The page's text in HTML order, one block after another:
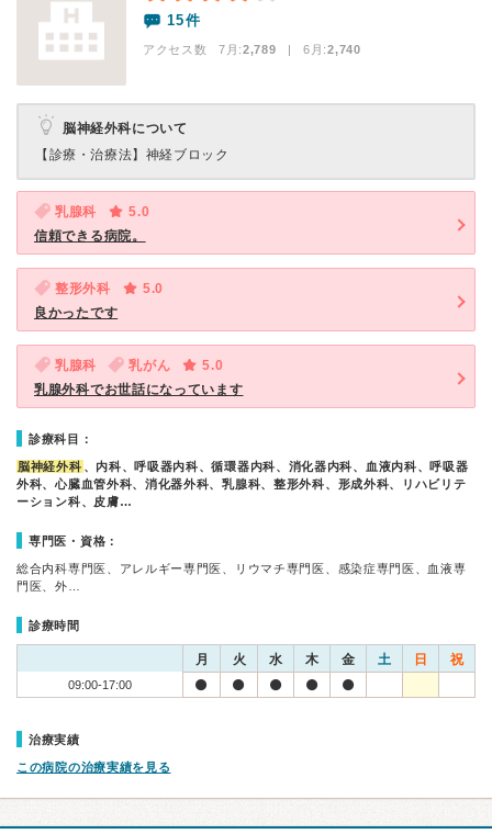
15件
アクセス数 7月:2,789 | 6月:2,740
脳神経外科について
【診療・治療法】 神経ブロック
乳腺科
5.0
信頼できる病院。
整形外科
5.0
良かったです
乳腺科 乳がん
5.0
乳腺外科でお世話になっています
診療科目：
脳神経外科 、内科、呼吸器内科、循環器内科、消化器内科、血液内科、呼吸器
外科、心臓血管外科、消化器外科、乳腺科、整形外科、形成外科、リハビリテ
ーション科、皮膚…
専門医・資格：
総合内科専門医、アレルギー専門医、リウマチ専門医、感染症専門医、血液専
門医、外…
診療時間
月 火 水 木 金 土 日 祝
09:00-17:00
治療実績
この病院の治療実績を見る